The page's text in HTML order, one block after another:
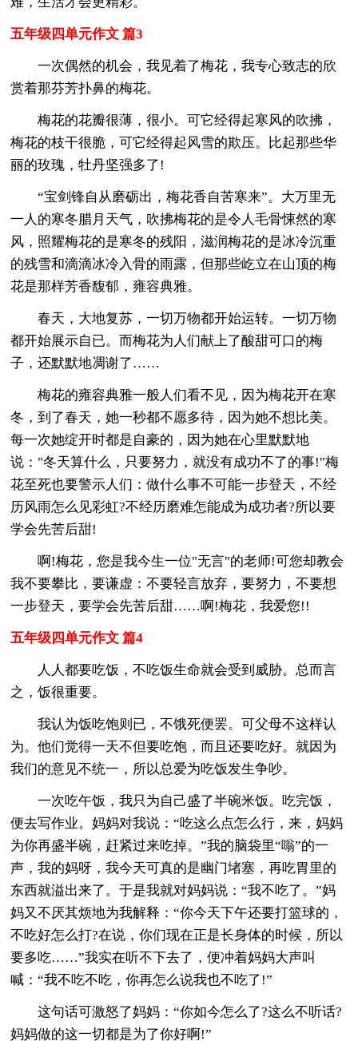
五年级四单元作文 篇3
一次偶然的机会，我见着了梅花，我专心致志的欣
赏着那芬芳扑鼻的梅花。
梅花的花瓣很薄，很小。可它经得起寒风的吹拂，
梅花的枝干很脆，可它经得起风雪的欺压。比起那些华
丽的玫瑰，牡丹坚强多了!
“宝剑锋自从磨砺出，梅花香自苦寒来”。大万里无
一人的寒冬腊月天气，吹拂梅花的是令人毛骨悚然的寒
风，照耀梅花的是寒冬的残阳，滋润梅花的是冰冷沉重
的残雪和滴滴冰冷入骨的雨露，但那些屹立在山顶的梅
花是那样芳香馥郁，雍容典雅。
春天，大地复苏，一切万物都开始运转。一切万物
都开始展示自已。而梅花为人们献上了酸甜可口的梅
子，还默默地凋谢了……
梅花的雍容典雅一般人们看不见，因为梅花开在寒
冬，到了春天，她一秒都不愿多待，因为她不想比美。
每一次她绽开时都是自豪的，因为她在心里默默地
说："冬天算什么，只要努力，就没有成功不了的事!"梅
花至死也要警示人们：做什么事不可能一步登天，不经
历风雨怎么见彩虹?不经历磨难怎能成为成功者?所以要
学会先苦后甜!
啊!梅花，您是我今生一位"无言"的老师!可您却教会
我不要攀比，要谦虚：不要轻言放弃，要努力，不要想
一步登天，要学会先苦后甜……啊!梅花，我爱您!!
五年级四单元作文 篇4
人人都要吃饭，不吃饭生命就会受到威胁。总而言
之，饭很重要。
我认为饭吃饱则已，不饿死便罢。可父母不这样认
为。他们觉得一天不但要吃饱，而且还要吃好。就因为
我们的意见不统一，所以总爱为吃饭发生争吵。
一次吃午饭，我只为自己盛了半碗米饭。吃完饭，
便去写作业。妈妈对我说：“吃这么点怎么行，来，妈妈
为你再盛半碗，赶紧过来吃掉。”我的脑袋里“嗡”的一
声，我的妈呀，我今天可真的是幽门堵塞，再吃胃里的
东西就溢出来了。于是我就对妈妈说：“我不吃了。”妈
妈又不厌其烦地为我解释：“你今天下午还要打篮球的，
不吃好怎么打?在说，你们现在正是长身体的时候，所以
要多吃……”我实在听不下去了，便冲着妈妈大声叫
喊：“我不吃不吃，你再怎么说我也不吃了!”
这句话可激怒了妈妈：“你如今怎么了?这么不听话?
妈妈做的这一切都是为了你好啊!”